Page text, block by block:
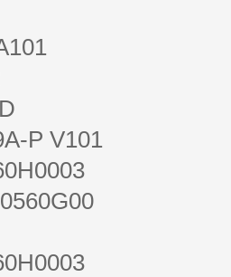
P V101